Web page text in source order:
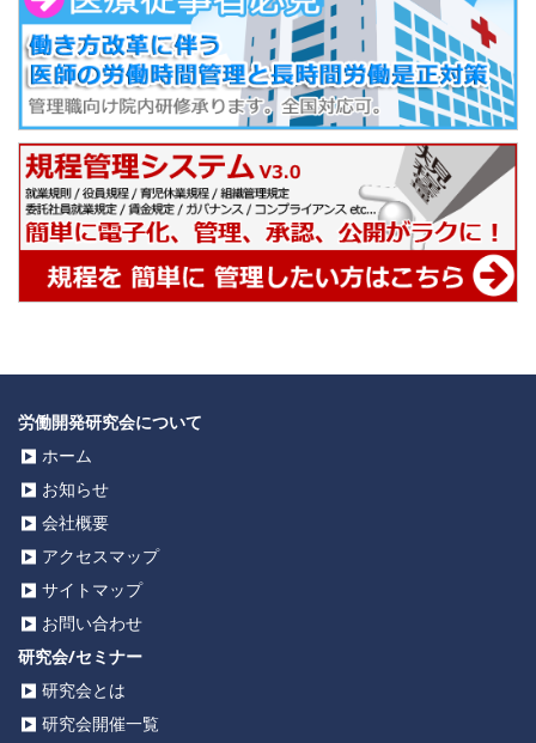
労働開発研究会について
ホーム
お知らせ
会社概要
アクセスマップ
サイトマップ
お問い合わせ
研究会/セミナー
研究会とは
研究会開催一覧